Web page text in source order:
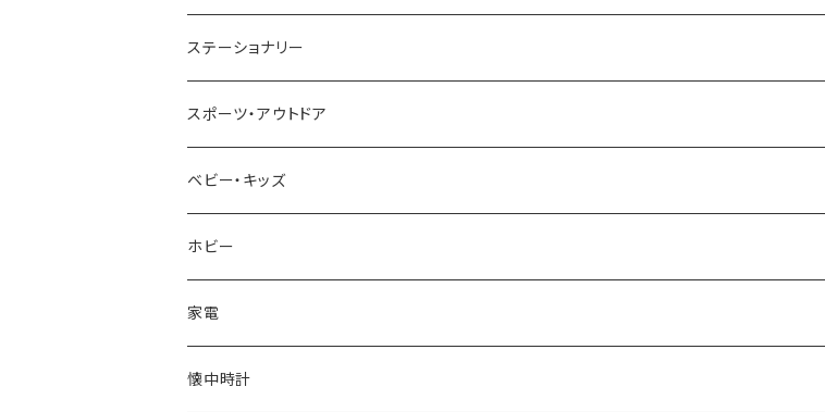
TIMEX
NIXON
AVALANCHE
ORIENT
ZEPPELIN
SKAGEN
MICHAEL KORS
DIESEL
ALV
Merge
ETTINGER
COACH
PAUL HEWITT
22designstudio
BOTTEGA VENETA
EMPORIO ARMANI
CALVIN KLEIN
DANIEL WELLINGTON
DUNHILL
NEWYORKER
OROBIANCO
Ellese
COLEMAN
MONTBLANC
RODANIA
BEAMZSQUARE
BLAZER CLUB
ANDY HAWARD
G GUSTO
GULLWING
SEIKO
CITIZEN
BRAUN
RHYTHM
BLOSSOM
MONDAINE
I'mD
Helios
VALENTINO VISCANI
ステーショナリー
LAMY
WATERMAN
PARKER
PELIKAN
CROSS
スポーツ・アウトドア
Trangia
Barebones
FEUERHAND
CASIO
ベビー・キッズ
ふわりぃ
ERGO BABY
ホビー
その他
AMOS
家電
CREATE
懐中時計